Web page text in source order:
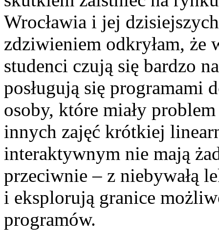
Wrocławia i jej
zdziwieniem odkryłam,
studenci czują się bardzo
posługują się programami
osoby, które miały
innych zajęć krótkiej
interaktywnym nie mają
przeciwnie – z niebywałą
i eksplorują granice
programów.